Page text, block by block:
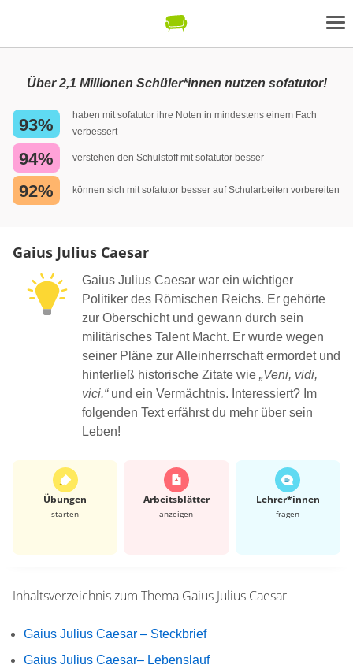
Über 2,1 Millionen Schüler*innen nutzen sofatutor!
93%
haben mit sofatutor ihre Noten in mindestens einem Fach
verbessert
94% verstehen den Schulstoff mit sofatutor besser
92% können sich mit sofatutor besser auf Schularbeiten vorbereiten
Gaius Julius Caesar
Gaius Julius Caesar war ein wichtiger
Politiker des Römischen Reichs. Er gehörte
zur Oberschicht und gewann durch sein
militärisches Talent Macht. Er wurde wegen
seiner Pläne zur Alleinherrschaft ermordet und
hinterließ historische Zitate wie „Veni, vidi,
vici.“und ein Vermächtnis. Interessiert? Im
folgenden Text erfährst du mehr über sein
Leben!
Übungen
starten
Arbeits­blätter
anzeigen
Lehrer*​innen
fragen
Inhaltsverzeichnis zum Thema Gaius Julius Caesar
Gaius Julius Caesar – Steckbrief
Gaius Julius Caesar– Lebenslauf